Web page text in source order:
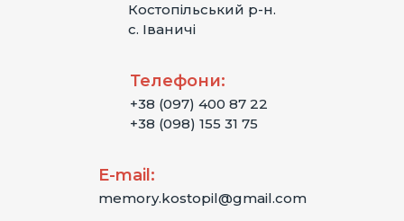
Костопільський р-н.
с. Іваничі
Телефони:
+38 (097) 400 87 22
+38 (098) 155 31 75
E-mail:
memory.kostopil@gmail.com